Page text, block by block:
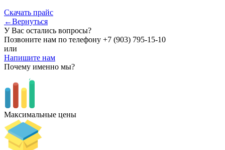
Скачать прайс
←Вернуться
У Вас остались вопросы?
Позвоните нам по телефону +7 (903) 795-15-10
или
Напишите нам
Почему именно мы?
Максимальные цены